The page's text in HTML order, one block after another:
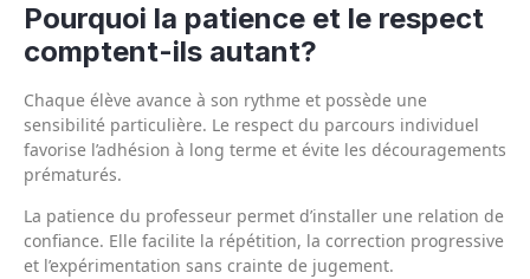
Pourquoi la patience et le respect
comptent-ils autant?
Chaque élève avance à son rythme et possède une
sensibilité particulière. Le respect du parcours individuel
favorise l’adhésion à long terme et évite les découragements
prématurés.
La patience du professeur permet d’installer une relation de
confiance. Elle facilite la répétition, la correction progressive
et l’expérimentation sans crainte de jugement.